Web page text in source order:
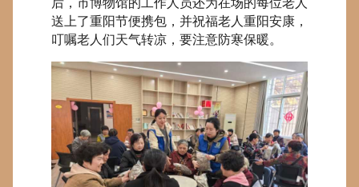
送上了重阳节便携包，并祝福老人重阳安康，
叮嘱老人们天气转凉，要注意防寒保暖。